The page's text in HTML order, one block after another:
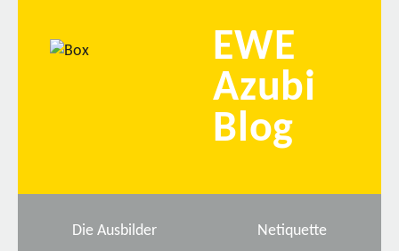
EWE
Azubi
Blog
Die Ausbilder Netiquette